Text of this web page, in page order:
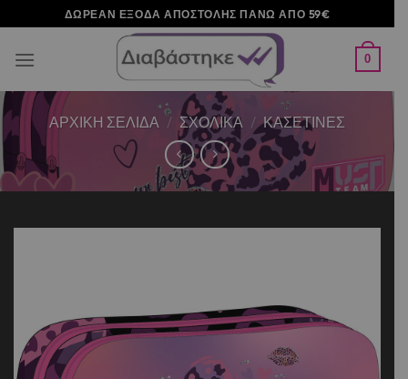
στο
περιεχόμενο
ΔΩΡΕΑΝ ΕΞΟΔΑ ΑΠΟΣΤΟΛΗΣ ΠΑΝΩ ΑΠΟ 59€
0
ΑΡΧΙΚΉ ΣΕΛΊΔΑ / ΣΧΟΛΙΚΑ / ΚΑΣΕΤΙΝΕΣ